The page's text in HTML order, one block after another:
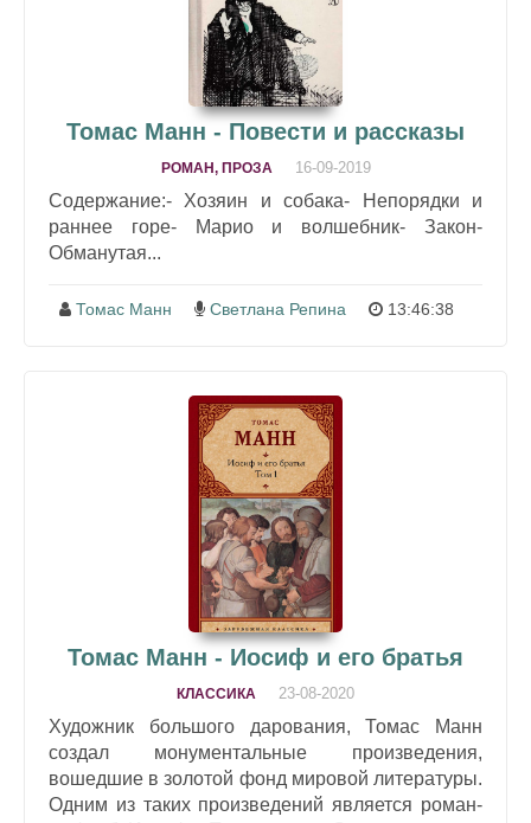
Томас Манн - Повести и рассказы
РОМАН, ПРОЗА 16-09-2019
Содержание:- Хозяин и собака- Непорядки и
раннее горе- Марио и волшебник- Закон-
Обманутая...
Томас Манн Светлана Репина 13:46:38
Томас Манн - Иосиф и его братья
КЛАССИКА 23-08-2020
Художник большого дарования, Томас Манн
создал монументальные произведения,
вошедшие в золотой фонд мировой литературы.
Одним из таких произведений является роман-